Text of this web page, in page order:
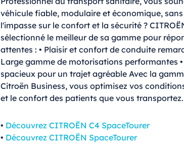
véhicule fiable, modulaire et économique,
l'impasse sur le confort et la sécurité ?
sélectionné le meilleur de sa gamme pour
attentes : • Plaisir et confort de conduite
Large gamme de motorisations performantes
spacieux pour un trajet agréable Avec la
Citroën Business, vous optimisez vos
et le confort des patients que vous transportez.
• Découvrez CITROËN C4 SpaceTourer
• Découvrez CITROËN SpaceTourer